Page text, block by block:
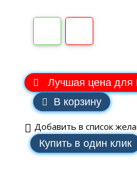
Лучшая цена для
В корзину
Добавить в список
Купить в один клик